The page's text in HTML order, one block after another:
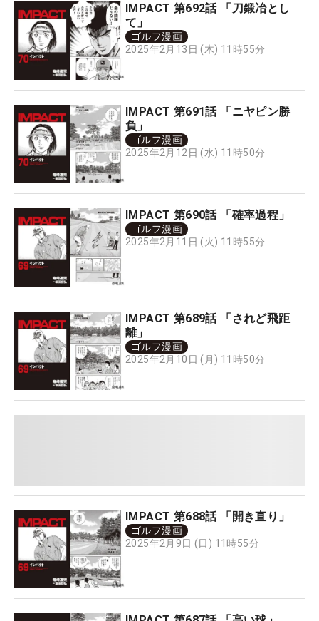
IMPACT 第692話 「刀鍛冶とし
て」
ゴルフ漫画
2025年2月13日 (木) 11時55分
IMPACT 第691話 「ニヤピン勝
負」
ゴルフ漫画
2025年2月12日 (水) 11時50分
IMPACT 第690話 「確率過程」
ゴルフ漫画
2025年2月11日 (火) 11時55分
IMPACT 第689話 「されど飛距
離」
ゴルフ漫画
2025年2月10日 (月) 11時50分
IMPACT 第688話 「開き直り」
ゴルフ漫画
2025年2月9日 (日) 11時55分